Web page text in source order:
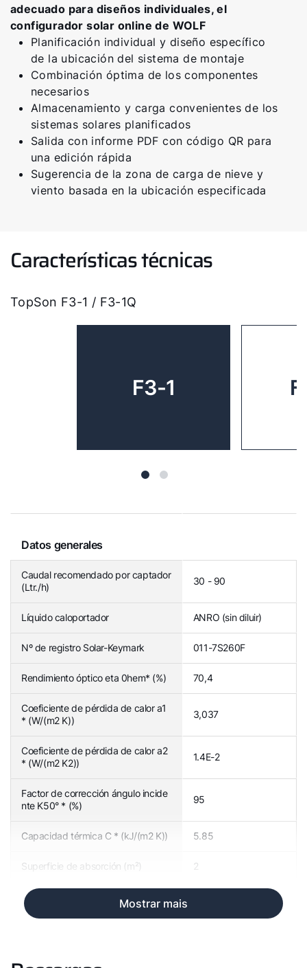
adecuado para diseños individuales, el
configurador solar online de WOLF
Planificación individual y diseño específico
de la ubicación del sistema de montaje
Combinación óptima de los componentes
necesarios
Almacenamiento y carga convenientes de los
sistemas solares planificados
Salida con informe PDF con código QR para
una edición rápida
Sugerencia de la zona de carga de nieve y
viento basada en la ubicación especificada
Características técnicas
TopSon F3-1 / F3-1Q
F3-1
Datos generales
Caudal recomendado por captador
(Ltr./h)
30 - 90
Líquido caloportador ANRO (sin diluir)
Nº de registro Solar-Keymark 011-7S260F
Rendimiento óptico eta 0hem* (%) 70,4
Coeficiente de pérdida de calor a1
* (W/(m2 K))
3,037
Coeficiente de pérdida de calor a2
* (W/(m2 K2))
1.4E-2
Factor de corrección ángulo incide
nte K50° * (%)
95
Capacidad térmica C * (kJ/(m2 K)) 5.85
Superficie de absorción (m²) 2
Mostrar mais